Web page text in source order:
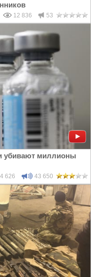
12 836 53
убивают миллионы
626 43 650